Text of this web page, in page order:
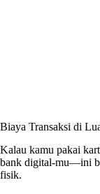
Biaya Transaksi di
Kalau kamu pakai
bank digital-mu—ini
fisik.